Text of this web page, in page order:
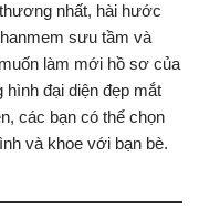
nhất, hài hước
sưu tầm và
làm mới hồ sơ của
đại diện đẹp mắt
các bạn có thể chọn
và khoe với bạn bè.